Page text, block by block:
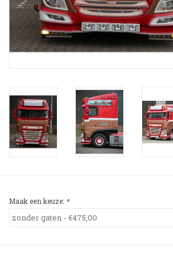
Gordijnen en Toebehoren
Shop
toebehoren
3-spaak stuurwiel
Losse Bekleding
Maak een keuze: *